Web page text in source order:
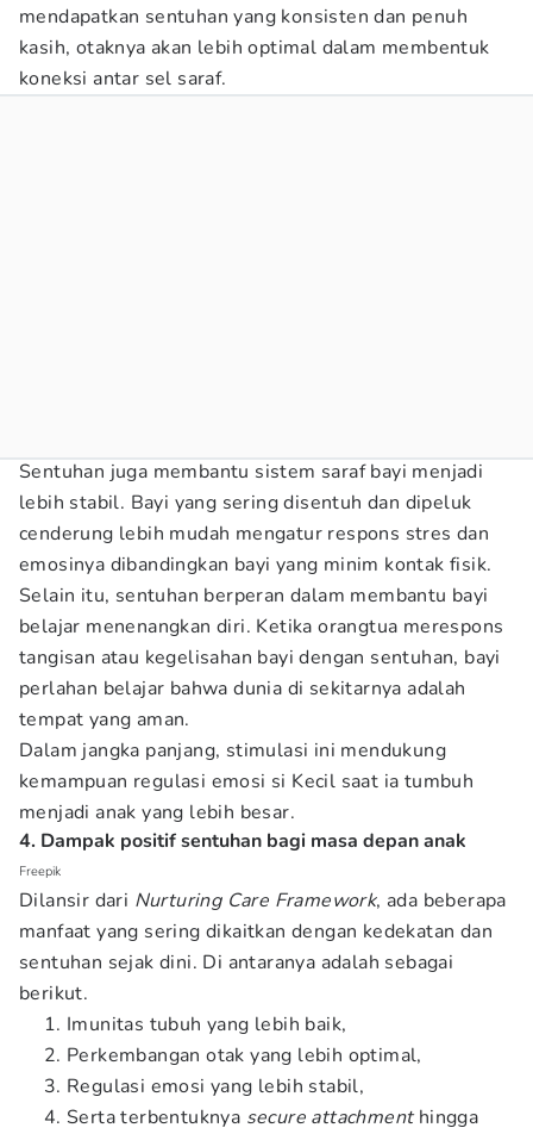
mendapatkan sentuhan yang konsisten dan penuh
kasih, otaknya akan lebih optimal dalam membentuk
koneksi antar sel saraf.
Sentuhan juga membantu sistem saraf bayi menjadi
lebih stabil. Bayi yang sering disentuh dan dipeluk
cenderung lebih mudah mengatur respons stres dan
emosinya dibandingkan bayi yang minim kontak fisik.
Selain itu, sentuhan berperan dalam membantu bayi
belajar menenangkan diri. Ketika orangtua merespons
tangisan atau kegelisahan bayi dengan sentuhan, bayi
perlahan belajar bahwa dunia di sekitarnya adalah
tempat yang aman.
Dalam jangka panjang, stimulasi ini mendukung
kemampuan regulasi emosi si Kecil saat ia tumbuh
menjadi anak yang lebih besar.
4. Dampak positif sentuhan bagi masa depan anak
Freepik
Dilansir dari Nurturing Care Framework, ada beberapa
manfaat yang sering dikaitkan dengan kedekatan dan
sentuhan sejak dini. Di antaranya adalah sebagai
berikut.
Imunitas tubuh yang lebih baik,
Perkembangan otak yang lebih optimal,
Regulasi emosi yang lebih stabil,
Serta terbentuknya secure attachmenthingga